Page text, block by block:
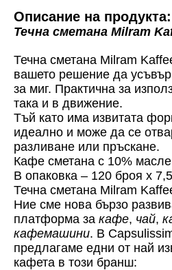
Описание на продукта:
Течна сметана Milram
Течна сметана Milram
вашето решение да
за миг. Практична за
така и в движение.
Тъй като има извитата
идеално и може да се
разливане или пръскане.
Кафе сметана с 10%
В опаковка – 120 броя х
Течна сметана Milram
Ние сме нова бързо
платформа за кафе, чай,
кафемашини. В
предлагаме едни от най
кафета в този бранш: